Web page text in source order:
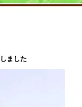
ました